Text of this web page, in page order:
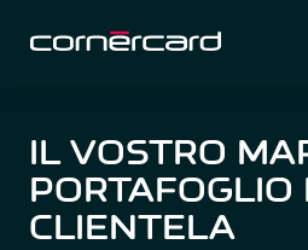
IL VOSTRO
CLIENTELA